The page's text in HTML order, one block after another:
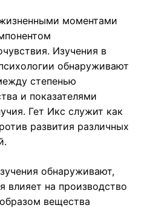
моментами
Изучения в
обнаруживают
степенью
и показателями
Гет Икс служит как
развития различных
обнаруживают,
влияет на производство
вещества